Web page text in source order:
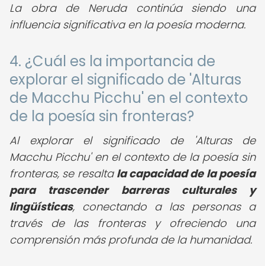
La obra de Neruda continúa siendo una
influencia significativa en la poesía moderna.
4. ¿Cuál es la importancia de
explorar el significado de 'Alturas
de Macchu Picchu' en el contexto
de la poesía sin fronteras?
Al explorar el significado de 'Alturas de
Macchu Picchu' en el contexto de la poesía sin
fronteras, se resalta la capacidad de la poesía
para trascender barreras culturales y
lingüísticas, conectando a las personas a
través de las fronteras y ofreciendo una
comprensión más profunda de la humanidad.